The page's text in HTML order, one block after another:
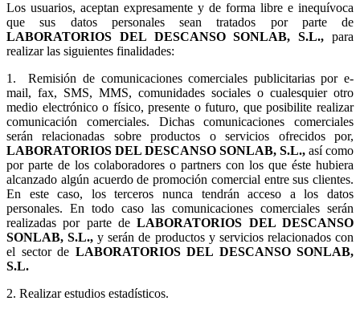
Los usuarios, aceptan expresamente y de forma libre e inequívoca
que sus datos personales sean tratados por parte de
LABORATORIOS DEL DESCANSO SONLAB, S.L., para
realizar las siguientes finalidades:
1.Remisión de comunicaciones comerciales publicitarias por e-
mail, fax, SMS, MMS, comunidades sociales o cualesquier otro
medio electrónico o físico, presente o futuro, que posibilite realizar
comunicación comerciales. Dichas comunicaciones comerciales
serán relacionadas sobre productos o servicios ofrecidos por,
LABORATORIOS DEL DESCANSO SONLAB, S.L., así como
por parte de los colaboradores o partners con los que éste hubiera
alcanzado algún acuerdo de promoción comercial entre sus clientes.
En este caso, los terceros nunca tendrán acceso a los datos
personales. En todo caso las comunicaciones comerciales serán
realizadas por parte deLABORATORIOS DEL DESCANSO
SONLAB, S.L., y serán de productos y servicios relacionados con
el sector de LABORATORIOS DEL DESCANSO SONLAB,
S.L.
2. Realizar estudios estadísticos.